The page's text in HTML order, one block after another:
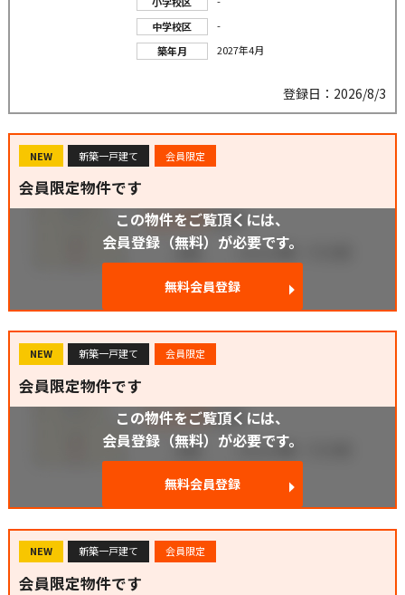
中学校区
-
築年月
2027年4月
登録日：2026/8/3
NEW 新築一戸建て 会員限定
会員限定物件です
この物件をご覧頂くには、
会員登録（無料）が必要です。
無料会員登録
NEW 新築一戸建て 会員限定
会員限定物件です
この物件をご覧頂くには、
会員登録（無料）が必要です。
無料会員登録
NEW 新築一戸建て 会員限定
会員限定物件です